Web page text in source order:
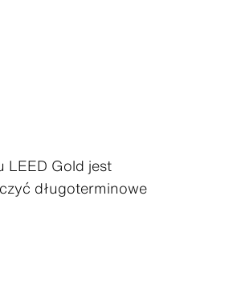
LEED Gold jest
długoterminowe